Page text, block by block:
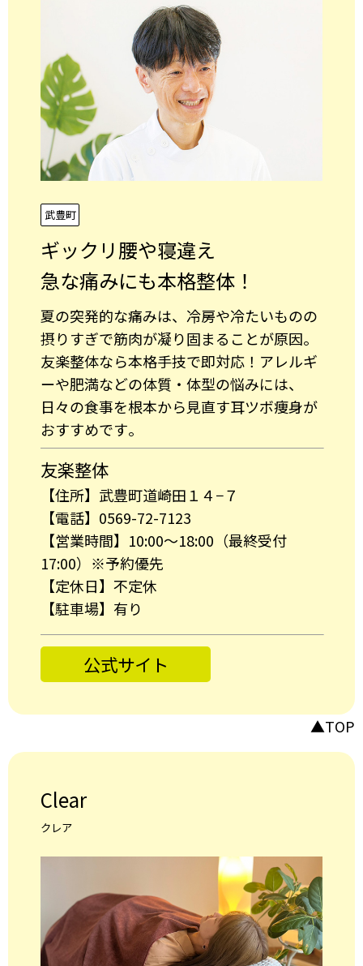
武豊町
ギックリ腰や寝違え
急な痛みにも本格整体！
夏の突発的な痛みは、冷房や冷たいものの
摂りすぎで筋肉が凝り固まることが原因。
友楽整体なら本格手技で即対応！アレルギ
ーや肥満などの体質・体型の悩みには、
日々の食事を根本から見直す耳ツボ痩身が
おすすめです。
友楽整体
【住所】武豊町道崎田１４−７
【電話】0569-72-7123
【営業時間】10:00～18:00（最終受付
17:00）※予約優先
【定休日】不定休
【駐車場】有り
公式サイト
▲TOP
Clear
クレア